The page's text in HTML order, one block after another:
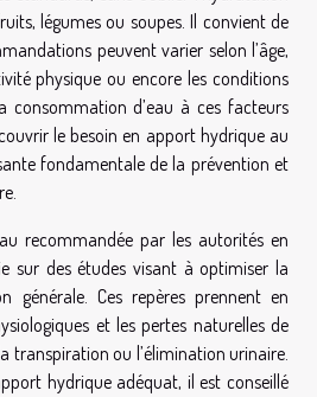
légumes ou soupes. Il convient de
peuvent varier selon l’âge,
physique ou encore les conditions
consommation d’eau à ces facteurs
le besoin en apport hydrique au
fondamentale de la prévention et
recommandée par les autorités en
sur des études visant à optimiser la
générale. Ces repères prennent en
et les pertes naturelles de
transpiration ou l’élimination urinaire.
hydrique adéquat, il est conseillé